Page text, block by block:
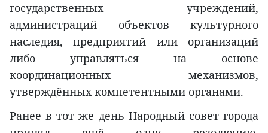
государственных учреждений,
администраций объектов культурного
наследия, предприятий или организаций
либо управляться на основе
координационных механизмов,
утверждённых компетентными органами.
Ранее в тот же день Народный совет города